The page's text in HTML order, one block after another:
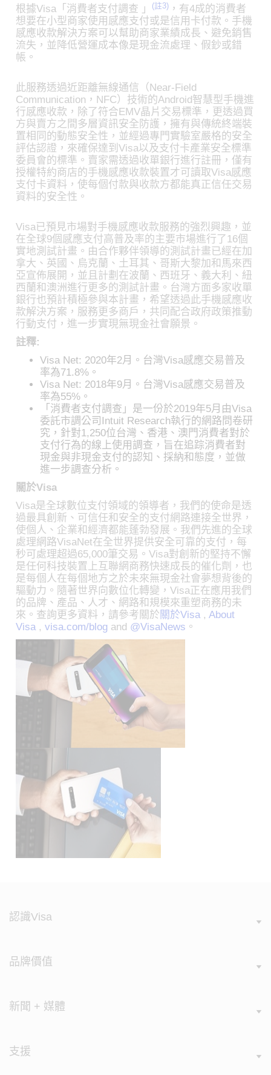
根據Visa「消費者支付調查 」 (註3) ，有4成的消費者
想要在小型商家使用感應支付或是信用卡付款。手機
感應收款解決方案可以幫助商家業績成長、避免銷售
流失，並降低營運成本像是現金流處理、假鈔或錯
帳。
此服務透過近距離無線通信（Near-Field
Communication，NFC）技術的Android智慧型手機進
行感應收款，除了符合EMV晶片交易標準，更透過買
方與賣方之間多層資訊安全防護，擁有與傳統終端裝
置相同的動態安全性，並經過專門實驗室嚴格的安全
評估認證，來確保達到Visa以及支付卡產業安全標準
委員會的標準。賣家需透過收單銀行進行註冊，僅有
授權特約商店的手機感應收款裝置才可讀取Visa感應
支付卡資料，使每個付款與收款方都能真正信任交易
資料的安全性。
Visa已預見市場對手機感應收款服務的強烈興趣，並
在全球9個感應支付高普及率的主要市場進行了16個
實地測試計畫。由合作夥伴領導的測試計畫已經在加
拿大、英國、烏克蘭、土耳其、哥斯大黎加和馬來西
亞宣佈展開，並且計劃在波蘭、西班牙、義大利、紐
西蘭和澳洲進行更多的測試計畫。台灣方面多家收單
銀行也預計積極參與本計畫，希望透過此手機感應收
款解決方案，服務更多商戶，共同配合政府政策推動
行動支付，進一步實現無現金社會願景。
註釋:
Visa Net: 2020年2月。台灣Visa感應交易普及
率為71.8%。
Visa Net: 2018年9月。台灣Visa感應交易普及
率為55%。
「消費者支付調查」是一份於2019年5月由Visa
委託市調公司Intuit Research執行的網路問卷研
究，針對1,250位台灣、香港、澳門消費者對於
支付行為的線上使用調查，旨在追踪消費者對
現金與非現金支付的認知、採納和態度，並做
進一步調查分析。
關於Visa
Visa是全球數位支付領域的領導者，我們的使命是透
過最具創新、可信任和安全的支付網路連接全世界，
使個人、企業和經濟都能蓬勃發展。我們先進的全球
處理網路VisaNet在全世界提供安全可靠的支付，每
秒可處理超過65,000筆交易。Visa對創新的堅持不懈
是任何科技裝置上互聯網商務快速成長的催化劑，也
是每個人在每個地方之於未來無現金社會夢想背後的
驅動力。隨著世界向數位化轉變，Visa正在應用我們
的品牌、產品、人才、網路和規模來重塑商務的未
來。查詢更多資料，請參考關於 關於Visa,About
Visa,visa.com/blog and @VisaNews 。
認識Visa
品牌價值
新聞 + 媒體
支援